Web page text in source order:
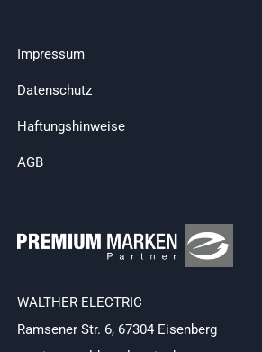
Impressum
Datenschutz
Haftungshinweise
AGB
WALTHER ELECTRIC
Ramsener Str. 6, 67304 Eisenberg